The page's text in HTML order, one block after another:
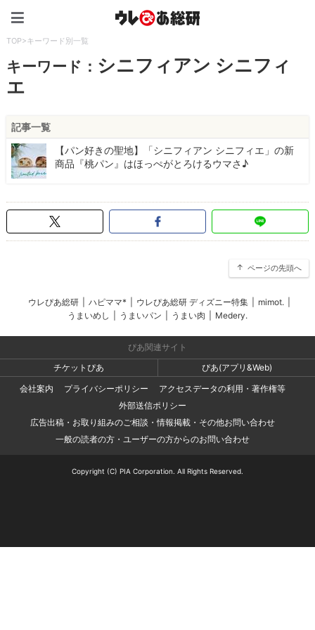
TOP>キーワード別一覧
キーワード： シニフィアン シニフィ
エ
記事一覧
【パン好きの聖地】「シニフィアン シニフィエ」の新
商品『桃パン』はほっぺがとろけるウマさ♪
ページの先頭へ
ウレぴあ総研 ハピママ* ウレぴあ総研 ディズニー特集 mimot.
うまいめし
うまいパン うまい肉 Medery.
ぴあ関連サイト
チケットぴあ
ぴあ(アプリ&Web)
会社案内
プライバシーポリシー
アクセスデータの利用・著作権等
外部送信ポリシー
広告出稿・お取り組みのご相談・情報掲載・その他お問い合わせ
一般の読者の方・ユーザーの方からのお問い合わせ
Copyright (C) PIA Corporation. All Rights Reserved.